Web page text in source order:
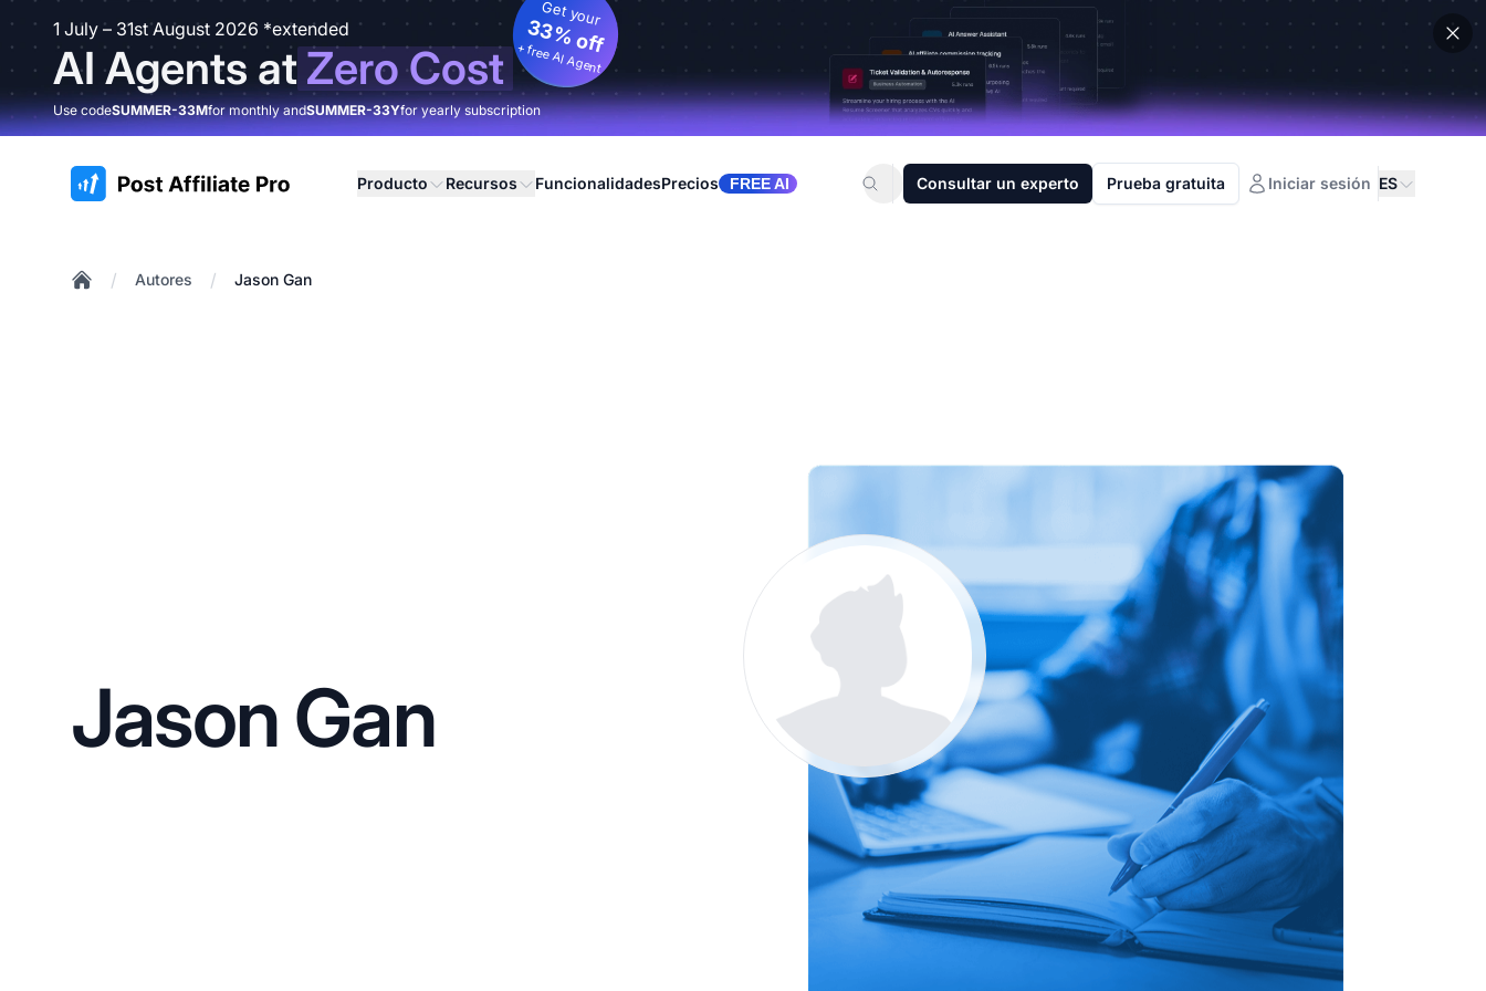
1 July – 31st August 2026 *extended
AI Agents atZero Cost
Get your
33% off
+ free AI Agent
Use codeSUMMER-33Mfor monthly andSUMMER-33Yfor yearly subscription
:site.title Producto Recursos FuncionalidadesPrecios FREE AI Consultar un experto Prueba gratuita Iniciar sesión ES
/ Autores / Jason Gan
Jason Gan